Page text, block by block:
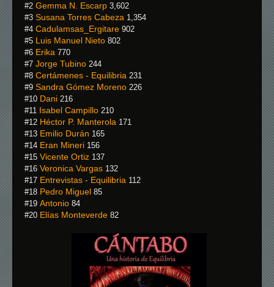
#2 Gemma N. Escarp 3,602
#3 Susana Torres Cabeza 1,354
#4 Cadulamsas_Ergitare 902
#5 Luis Manuel Nieto 802
#6 Erika 770
#7 Jorge Tubino 244
#8 Certámenes - Equilibria 231
#9 Sandra Gómez Moreno 226
#10 Dani 216
#11 Isabel Campillo 210
#12 Héctor P. Manterola 171
#13 Emilio Durán 165
#14 Eran Mineri 156
#15 Vicente Ortiz 137
#16 Veronica Vargas 132
#17 Entrevistas - Equilibria 112
#18 Pedro Miguel 85
#19 Antonio 84
#20 Elías Monteverde 82